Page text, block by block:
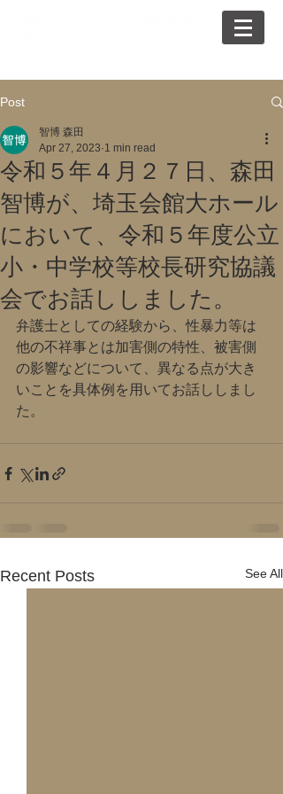
Post
令和５年４月２７日、森田
智博が、埼玉会館大ホール
において、令和５年度公立
小・中学校等校長研究協議
会でお話ししました。
智博 森田
Apr 27, 2023 1 min read
弁護士としての経験から、性暴力等は
他の不祥事とは加害側の特性、被害側
の影響などについて、異なる点が大き
いことを具体例を用いてお話ししまし
た。
Recent Posts See All